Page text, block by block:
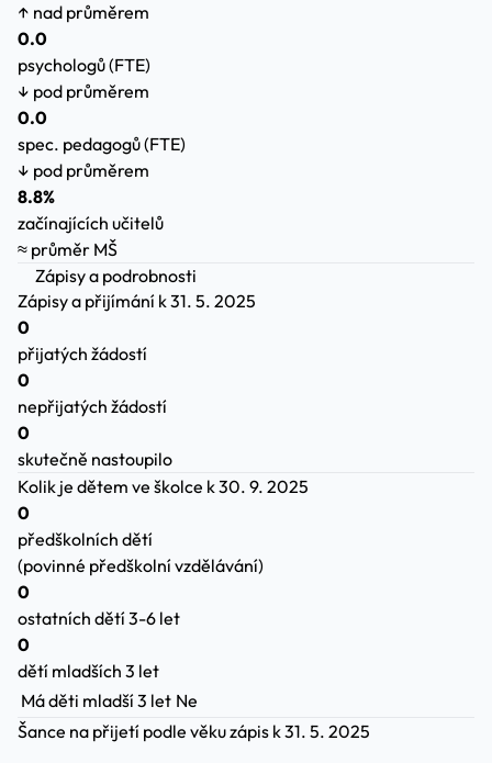
↑ nad průměrem
0.0
psychologů (FTE)
↓ pod průměrem
0.0
spec. pedagogů (FTE)
↓ pod průměrem
8.8%
začínajících učitelů
≈ průměr MŠ
Zápisy a podrobnosti
Zápisy a přijímání k 31. 5. 2025
0
přijatých žádostí
0
nepřijatých žádostí
0
skutečně nastoupilo
Kolik je dětem ve školce k 30. 9. 2025
0
předškolních dětí
(povinné předškolní vzdělávání)
0
ostatních dětí 3-6 let
0
dětí mladších 3 let
Má děti mladší 3 let Ne
Šance na přijetí podle věkuzápis k 31. 5. 2025